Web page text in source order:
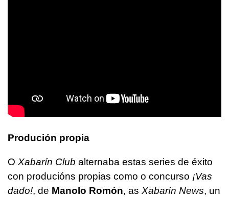
Produción propia
O Xabarín Club alternaba estas series de éxito
con producións propias como o concurso ¡Vas
dado!, de Manolo Romón, as Xabarín News, un